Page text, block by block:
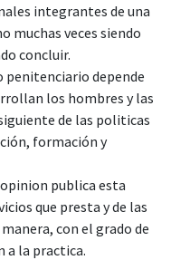
integrantes de una
muchas veces siendo
concluir.
penitenciario depende
los hombres y las
de las politicas
formación y
publica esta
que presta y de las
con el grado de
a la practica.